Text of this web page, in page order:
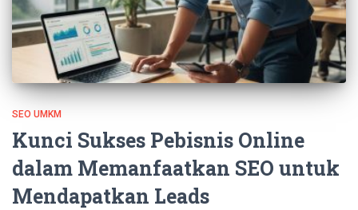
SEO UMKM
Kunci Sukses Pebisnis Online
dalam Memanfaatkan SEO untuk
Mendapatkan Leads